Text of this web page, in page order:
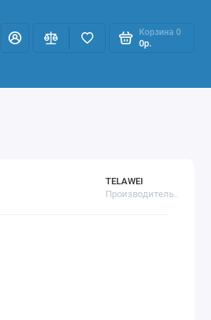
Корзина 0
0р.
TELAWEI
Производитель..